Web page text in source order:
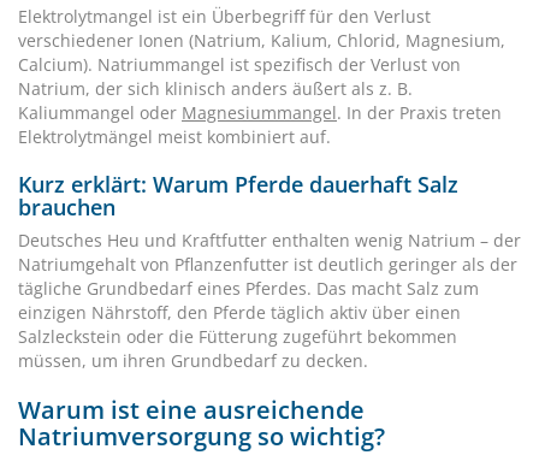
Elektrolytmangel ist ein Überbegriff für den Verlust
verschiedener Ionen (Natrium, Kalium, Chlorid, Magnesium,
Calcium). Natriummangel ist spezifisch der Verlust von
Natrium, der sich klinisch anders äußert als z. B.
Kaliummangel oder Magnesiummangel. In der Praxis treten
Elektrolytmängel meist kombiniert auf.
Kurz erklärt: Warum Pferde dauerhaft Salz
brauchen
Deutsches Heu und Kraftfutter enthalten wenig Natrium – der
Natriumgehalt von Pflanzenfutter ist deutlich geringer als der
tägliche Grundbedarf eines Pferdes. Das macht Salz zum
einzigen Nährstoff, den Pferde täglich aktiv über einen
Salzleckstein oder die Fütterung zugeführt bekommen
müssen, um ihren Grundbedarf zu decken.
Warum ist eine ausreichende
Natriumversorgung so wichtig?